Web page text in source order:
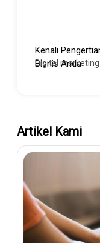
Kenali
Bisnis Anda
Digital marketing
Artikel Kami